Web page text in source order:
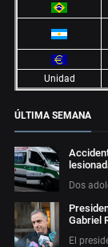
Unidad
ÚLTIMA SEMANA
Dos
Gabriel
El